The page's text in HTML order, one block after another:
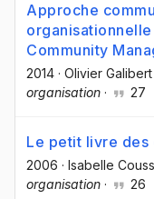
Approche
Community
2014 · Olivier Galibert
organisation · 27
Le petit livre des
2006 · Isabelle
organisation · 26